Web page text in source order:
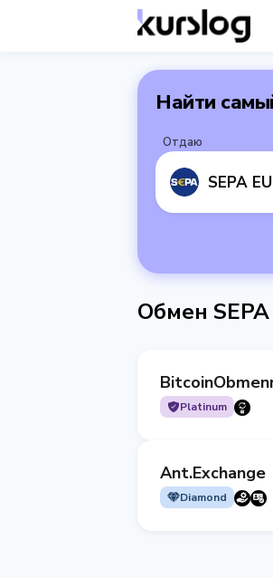
Найти
Отдаю
SEPA
Обмен SEPA
Platinum
Ant.Exchange
Diamond